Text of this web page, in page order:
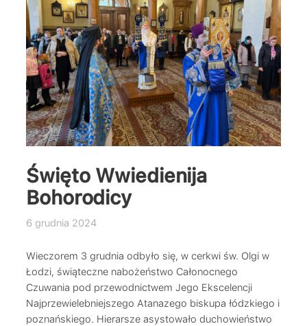
Święto Wwiedienija
Bohorodicy
6 grudnia 2024
Wieczorem 3 grudnia odbyło się, w cerkwi św. Olgi w
Łodzi, świąteczne nabożeństwo Całonocnego
Czuwania pod przewodnictwem Jego Ekscelencji
Najprzewielebniejszego Atanazego biskupa łódzkiego i
poznańskiego. Hierarsze asystowało duchowieństwo